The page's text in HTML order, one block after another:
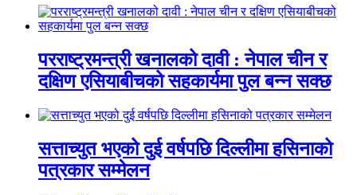
परराष्ट्रमन्त्री खनालको दावी : नेपाल चीन र
दक्षिण एसियाबीचको सहकार्यमा पुल बन्न सक्छ
सत्ताच्युत भएको दुई वर्षपछि दिल्लीमा हसिनाको
पत्रकार सम्मेलन